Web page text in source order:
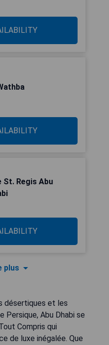
St. Regis Abu
plus
désertiques et les
Persique, Abu Dhabi se
Compris qui
de luxe inégalée. Que